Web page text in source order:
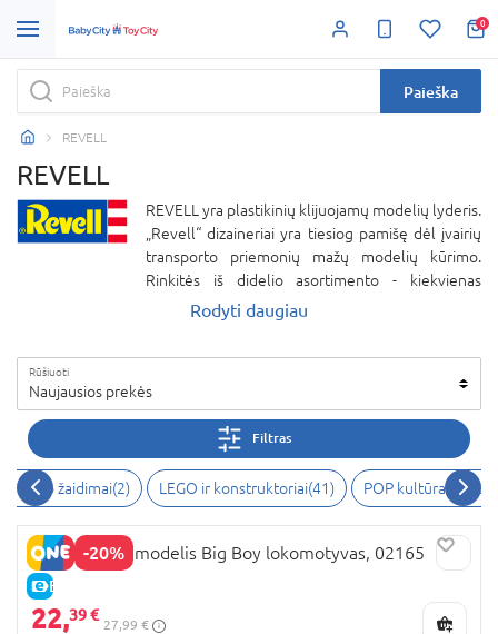
0
Paieška
REVELL
REVELL
REVELL yra plastikinių klijuojamų modelių lyderis.
„Revell“ dizaineriai yra tiesiog pamišę dėl įvairių
transporto priemonių mažų modelių kūrimo.
Rinkitės iš didelio asortimento - kiekvienas
automobilis, laivas, lėktuvas itin tiksliai atkartotas.
kolekcionieriams.
Rodyti daugiau
Rūšiuoti
Naujausios prekės
Filtras
žaidimai(2) LEGO ir konstruktoriai(41) POP kultūra ir
-20%
E-KAINA
REVELL 1:87 modelis Big Boy lokomotyvas, 02165
22,39 €
27,99 €